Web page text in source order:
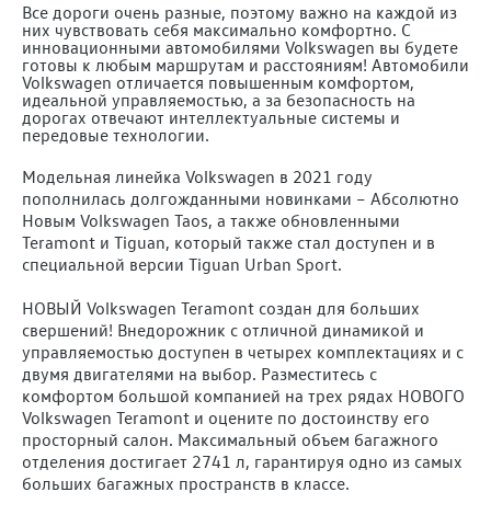
Все дороги очень разные, поэтому важно на каждой из
них чувствовать себя максимально комфортно. C
инновационными автомобилями Volkswagen вы будете
готовы к любым маршрутам и расстояниям! Автомобили
Volkswagen отличается повышенным комфортом,
идеальной управляемостью, а за безопасность на
дорогах отвечают интеллектуальные системы и
передовые технологии.
Модельная линейка Volkswagen в 2021 году
пополнилась долгожданными новинками – Абсолютно
Новым Volkswagen Taos, а также обновленными
Teramont и Tiguan, который также стал доступен и в
специальной версии Tiguan Urban Sport.
НОВЫЙ Volkswagen Teramont создан для больших
свершений! Внедорожник с отличной динамикой и
управляемостью доступен в четырех комплектациях и с
двумя двигателями на выбор. Разместитесь с
комфортом большой компанией на трех рядах НОВОГО
Volkswagen Teramont и оцените по достоинству его
просторный салон. Максимальный объем багажного
отделения достигает 2741 л, гарантируя одно из самых
больших багажных пространств в классе.